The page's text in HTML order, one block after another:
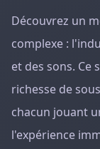
Découvrez un
complexe :
et des sons. Ce
richesse de
chacun jouant
l'expérience